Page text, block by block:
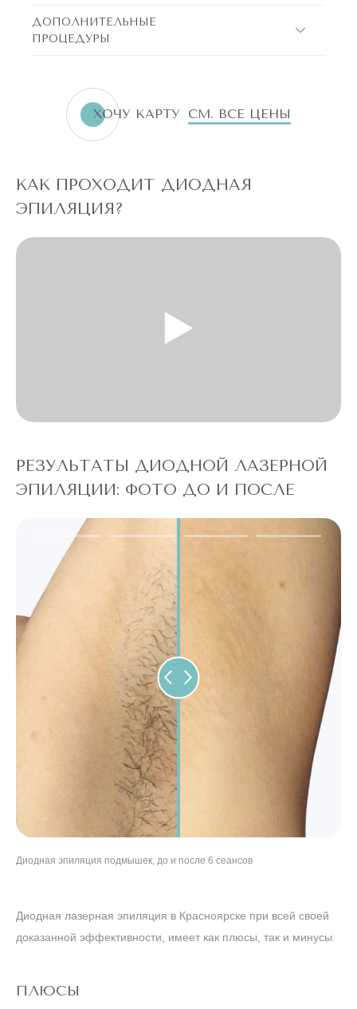
ДОПОЛНИТЕЛЬНЫЕ
ПРОЦЕДУРЫ
ХОЧУ КАРТУ СМ. ВСЕ ЦЕНЫ
КАК ПРОХОДИТ ДИОДНАЯ
ЭПИЛЯЦИЯ?
РЕЗУЛЬТАТЫ ДИОДНОЙ ЛАЗЕРНОЙ
ЭПИЛЯЦИИ: ФОТО ДО И ПОСЛЕ
Диодная эпиляция подмышек, до и после 6 сеансов
Диодная эпиляция ног, до и после 8 сеансов
Диодная эпиляция бикини, до и после 5 сеансов
"Диодная эпиляция лица, до и после 7 сеансов
Диодная лазерная эпиляция в Красноярске при всей своей
доказанной эффективности, имеет как плюсы, так и минусы.
ПЛЮСЫ